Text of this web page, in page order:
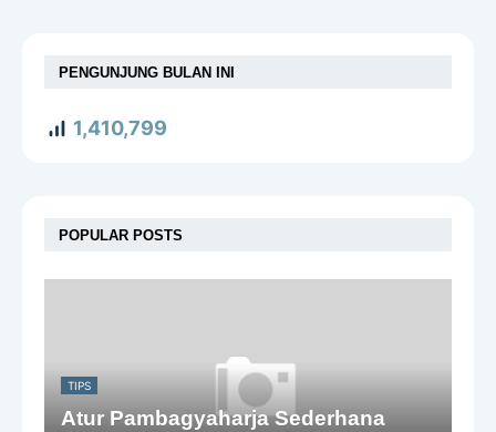
PENGUNJUNG BULAN INI
1,410,799
POPULAR POSTS
TIPS
Atur Pambagyaharja Sederhana